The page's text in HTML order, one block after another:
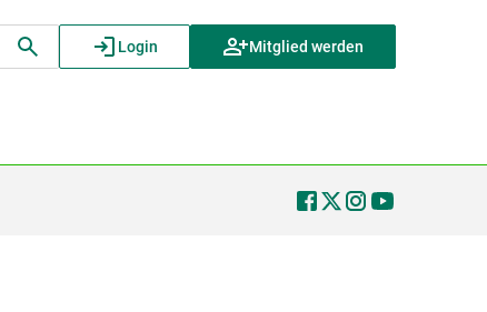
Login Mitglied werden